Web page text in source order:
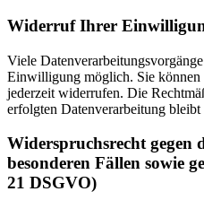
Widerruf Ihrer
Viele
Einwilligung möglich. Sie
jederzeit widerrufen. Die
erfolgten Datenverarbeitung
Widerspruchsrecht gegen
besonderen Fällen sowie
21 DSGVO)